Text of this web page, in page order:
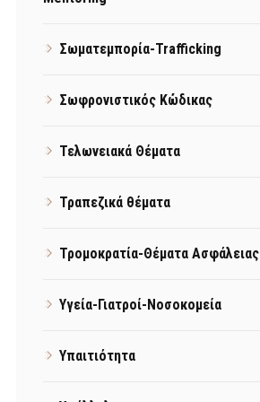
Σωματεμπορία-Trafficking
Σωφρονιστικός Κώδικας
Τελωνειακά Θέματα
Τραπεζικά θέματα
Τρομοκρατία-Θέματα Ασφάλειας
Υγεία-Γιατροί-Νοσοκομεία
Υπαιτιότητα